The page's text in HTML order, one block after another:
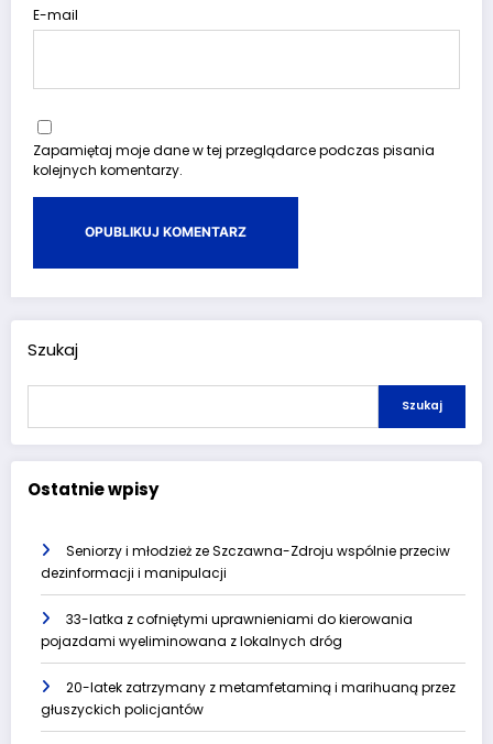
E-mail
Zapamiętaj moje dane w tej przeglądarce podczas pisania
kolejnych komentarzy.
Szukaj
Szukaj
Ostatnie wpisy
Seniorzy i młodzież ze Szczawna-Zdroju wspólnie przeciw
dezinformacji i manipulacji
33-latka z cofniętymi uprawnieniami do kierowania
pojazdami wyeliminowana z lokalnych dróg
20-latek zatrzymany z metamfetaminą i marihuaną przez
głuszyckich policjantów